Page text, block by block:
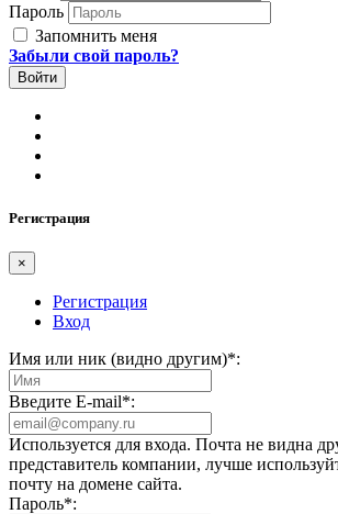
Пароль
Запомнить меня
Забыли свой пароль?
Регистрация
×
Регистрация
Вход
Имя или ник (видно другим)*:
Введите E-mail*:
Используется для входа. Почта не видна
представитель компании, лучше
почту на домене сайта.
Пароль*: